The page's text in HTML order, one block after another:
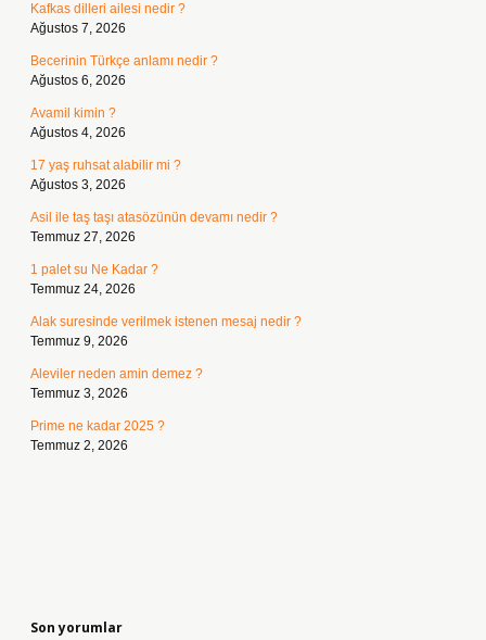
Kafkas dilleri ailesi nedir ?
Ağustos 7, 2026
Becerinin Türkçe anlamı nedir ?
Ağustos 6, 2026
Avamil kimin ?
Ağustos 4, 2026
17 yaş ruhsat alabilir mi ?
Ağustos 3, 2026
Asil ile taş taşı atasözünün devamı nedir ?
Temmuz 27, 2026
1 palet su Ne Kadar ?
Temmuz 24, 2026
Alak suresinde verilmek istenen mesaj nedir ?
Temmuz 9, 2026
Aleviler neden amin demez ?
Temmuz 3, 2026
Prime ne kadar 2025 ?
Temmuz 2, 2026
Son yorumlar